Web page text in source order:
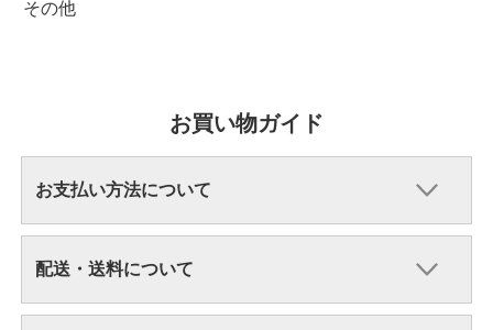
その他
お買い物ガイド
お支払い方法について
配送・送料について